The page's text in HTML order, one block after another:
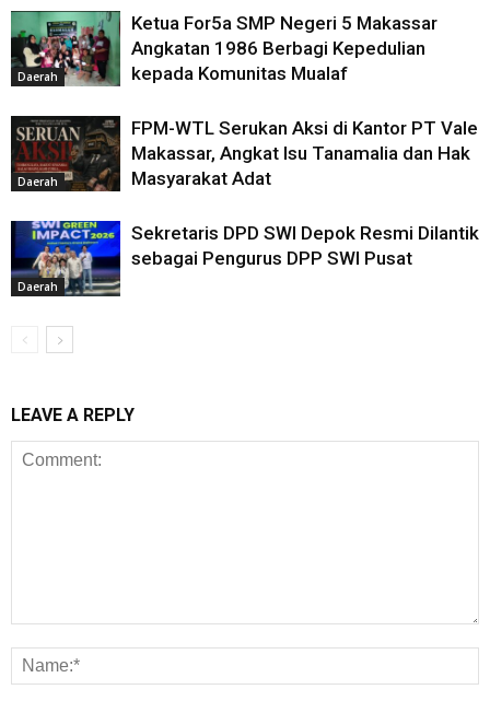
Daerah
Ketua For5a SMP Negeri 5 Makassar
Angkatan 1986 Berbagi Kepedulian
kepada Komunitas Mualaf
Daerah
FPM-WTL Serukan Aksi di Kantor PT Vale
Makassar, Angkat Isu Tanamalia dan Hak
Masyarakat Adat
Daerah
Sekretaris DPD SWI Depok Resmi Dilantik
sebagai Pengurus DPP SWI Pusat
LEAVE A REPLY